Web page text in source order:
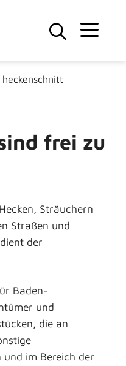
heckenschnitt
frei zu
Sträuchern
Straßen und
der
Baden-
und
die an
und im Bereich der